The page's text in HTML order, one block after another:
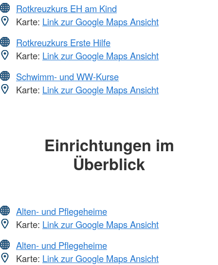
Rotkreuzkurs EH am Kind
Karte: Link zur Google Maps Ansicht
Rotkreuzkurs Erste Hilfe
Karte: Link zur Google Maps Ansicht
Schwimm- und WW-Kurse
Karte: Link zur Google Maps Ansicht
Einrichtungen im
Überblick
Alten- und Pflegeheime
Karte: Link zur Google Maps Ansicht
Alten- und Pflegeheime
Karte: Link zur Google Maps Ansicht